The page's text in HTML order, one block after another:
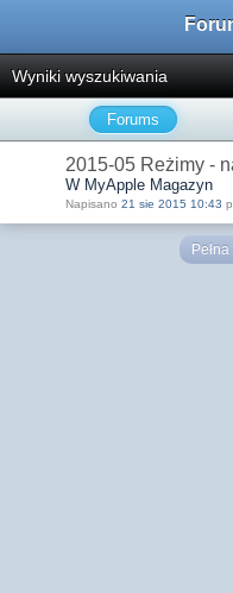
Wyniki wyszukiwania
Forums
2015-05 Reżimy -
W MyApple Magazyn
Napisano 21 sie 2015 10:43